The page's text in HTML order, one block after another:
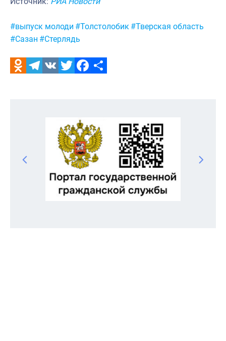
Метки:
#выпуск молоди #Толстолобик #Тверская область
#Сазан #Стерлядь